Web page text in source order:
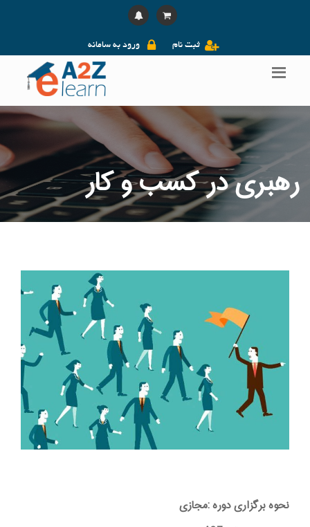
ورود به سامانه ثبت نام
رهبری در کسب و کار
نحوه برگزاری دوره :مجازی